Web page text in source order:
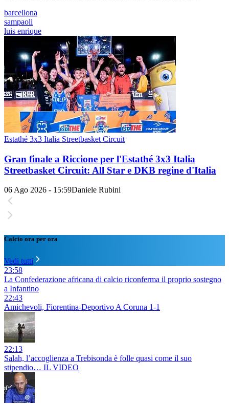
barcellona
sampaoli
luis enrique
Estathé 3x3 Italia Streetbasket Circuit
Gran finale a Riccione per l'Estathé 3x3 Italia
Streetbasket Circuit: All Star e DKB regine d'Italia
06 Ago 2026 - 15:59Daniele Rubini
Calcio ora per ora
Vedi tutti
23:58
La Confederazione africana di calcio riconferma il proprio sostegno
a Infantino
22:43
Amichevoli, Fiorentina-Deportivo A Coruna 1-1
22:13
Salah, l’accoglienza a Trebisonda è folle quasi come il suo
stipendio… IL VIDEO